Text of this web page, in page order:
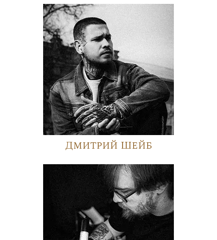
Дмитрий Шейб